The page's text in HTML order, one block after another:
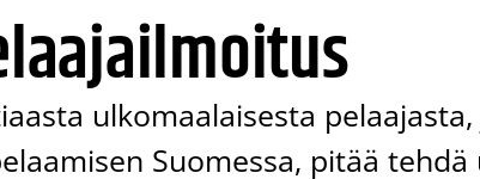
ulkomaalaisesta
Suomessa, pitää